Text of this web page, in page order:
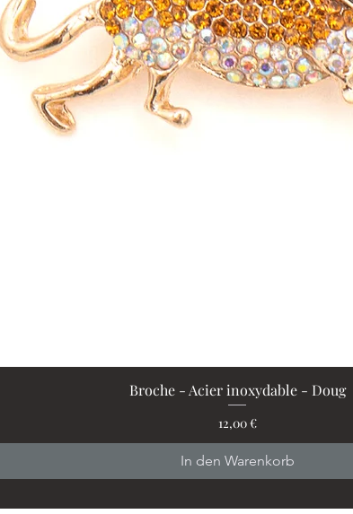
Schnellansicht
Broche - Acier inoxydable - Doug
Preis
12,00 €
In den Warenkorb